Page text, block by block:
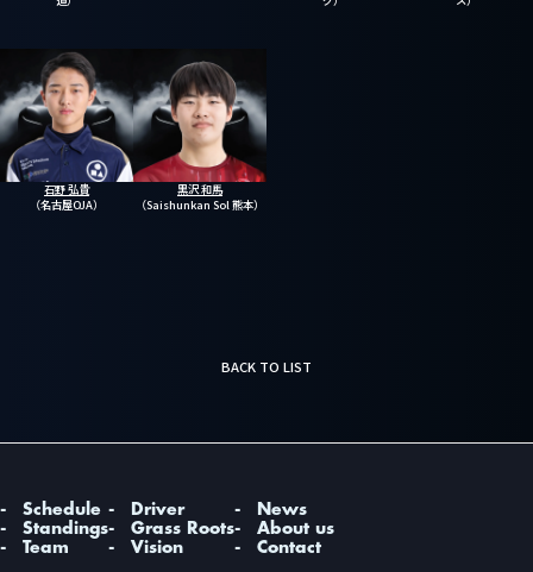
石野 弘貴
（名古屋OJA）
黒沢 和馬
（Saishunkan Sol 熊本）
BACK TO LIST
Schedule
Standings
Team
Driver
Grass Roots
Vision
News
About us
Contact